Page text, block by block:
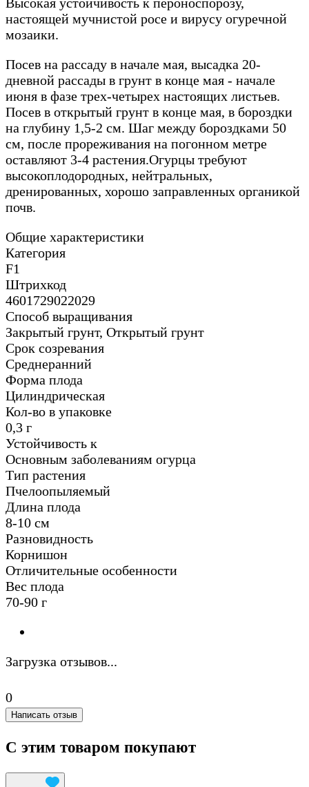
настоящей мучнистой росе и вирусу огуречной
мозаики.
Посев на рассаду в начале мая, высадка 20-
дневной рассады в грунт в конце мая - начале
июня в фазе трех-четырех настоящих листьев.
Посев в открытый грунт в конце мая, в бороздки
на глубину 1,5-2 см. Шаг между бороздками 50
см, после прореживания на погонном метре
оставляют 3-4 растения.Огурцы требуют
высокоплодородных, нейтральных,
дренированных, хорошо заправленных органикой
почв.
Общие характеристики
Категория
F1
Штрихкод
4601729022029
Способ выращивания
Закрытый грунт, Открытый грунт
Срок созревания
Среднеранний
Форма плода
Цилиндрическая
Кол-во в упаковке
0,3 г
Устойчивость к
Основным заболеваниям огурца
Тип растения
Пчелоопыляемый
Длина плода
8-10 см
Разновидность
Корнишон
Отличительные особенности
Вес плода
70-90 г
Загрузка отзывов...
0
Написать отзыв
С этим товаром покупают